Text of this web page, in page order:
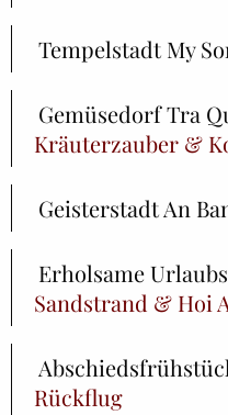
Tempelstadt My
Gemüsedorf Tra
Kräuterzauber &
Geisterstadt An
Erholsame
Sandstrand & Hoi
Rückflug